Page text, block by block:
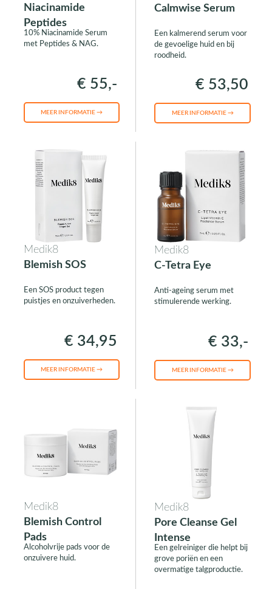
Niacinamide
Peptides
10% Niacinamide Serum
met Peptides & NAG.
€ 55,-
MEER INFORMATIE →
Calmwise Serum
Een kalmerend serum voor
de gevoelige huid en bij
roodheid.
€ 53,50
MEER INFORMATIE →
Medik8
Blemish SOS
Een SOS product tegen
puistjes en onzuiverheden.
€ 34,95
MEER INFORMATIE →
Medik8
C-Tetra Eye
Anti-ageing serum met
stimulerende werking.
€ 33,-
MEER INFORMATIE →
Medik8
Blemish Control
Pads
Alcoholvrije pads voor de
onzuivere huid.
Medik8
Pore Cleanse Gel
Intense
Een gelreiniger die helpt bij
grove poriën en een
overmatige talgproductie.